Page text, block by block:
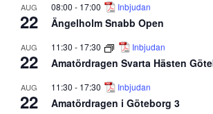
AUG
22
08:00 - 17:00 Inbjudan
Ängelholm Snabb Open
AUG
22
11:30 - 17:30 Inbjudan
Amatördragen Svarta Hästen
AUG
22
11:30 - 17:30 Inbjudan
Amatördragen i Göteborg 3